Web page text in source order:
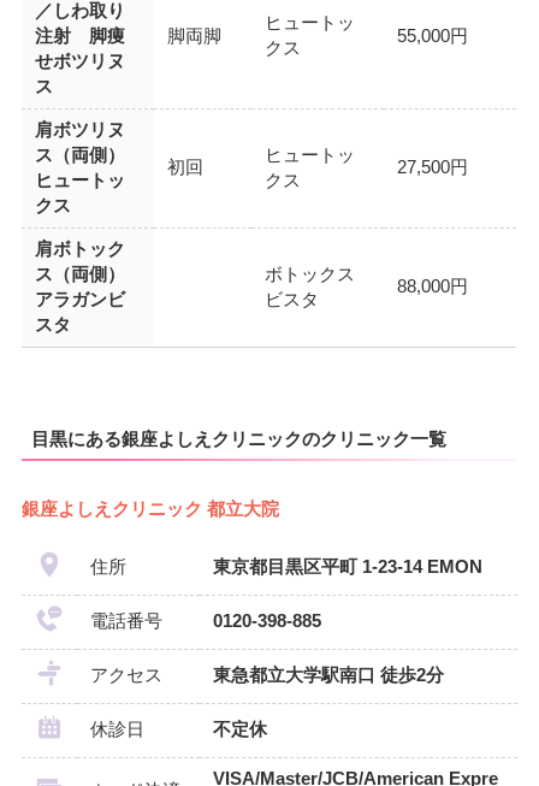
／しわ取り
注射 脚痩
せボツリヌ
ス
脚両脚
ヒュートッ
クス
55,000円
肩ボツリヌ
ス（両側）
ヒュートッ
クス
初回
ヒュートッ
クス
27,500円
肩ボトック
ス（両側）
アラガンビ
スタ
ボトックス
ビスタ
88,000円
目黒にある銀座よしえクリニックのクリニック一覧
銀座よしえクリニック 都立大院
住所 東京都目黒区平町 1-23-14 EMON
電話番号 0120-398-885
アクセス 東急都立大学駅南口 徒歩2分
休診日 不定休
VISA/Master/JCB/American Expre